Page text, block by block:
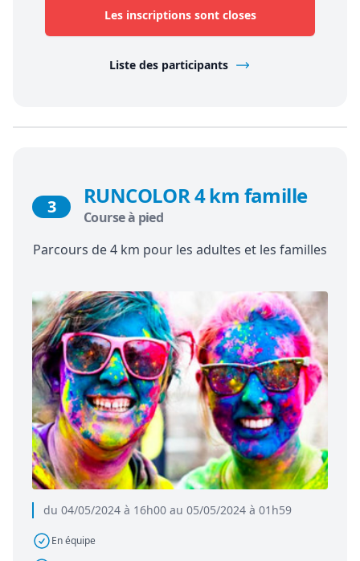
Les inscriptions sont closes
Liste des participants
du 04/05/2024 à 16h00 au 05/05/2024 à 01h59
En équipe
3 RUNCOLOR 4 km famille
Course à pied
Parcours de 4 km pour les adultes et les familles